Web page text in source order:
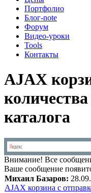
Портфолио
Блог-note
Форум
Видео-уроки
Tools
Контакты
AJAX
каталога
Внимание! Все
Ваше сообщение
Михаил Базаров:
AJAX корзина с